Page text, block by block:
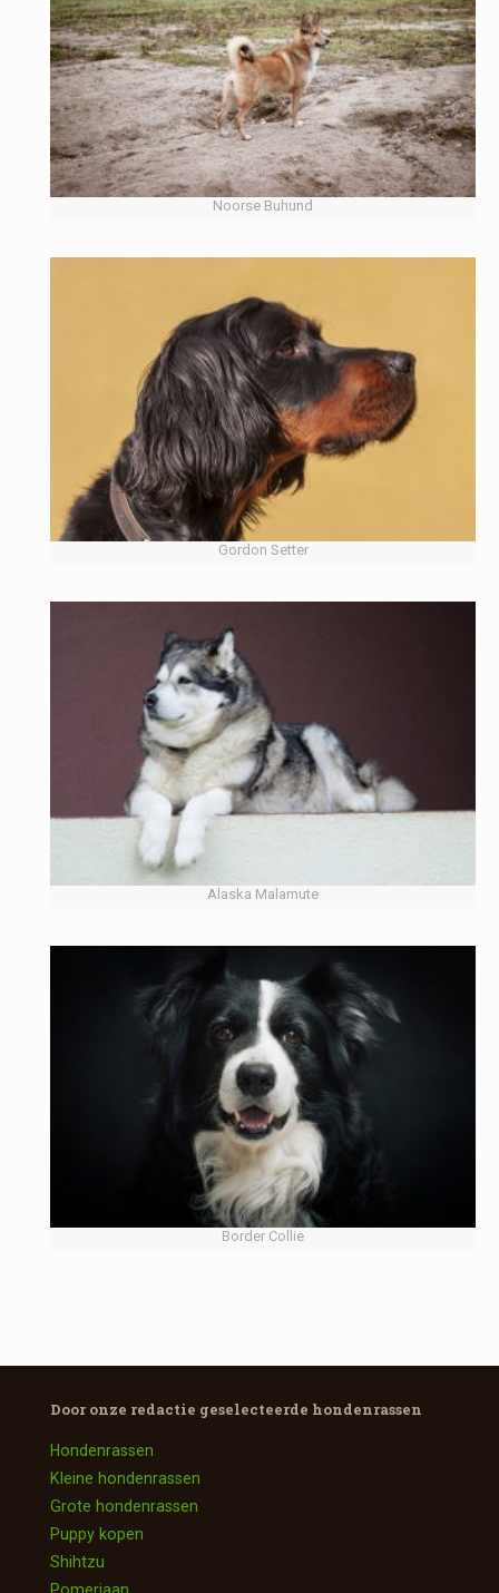
Noorse Buhund
Gordon Setter
Alaska Malamute
Border Collie
Door onze redactie geselecteerde hondenrassen
Hondenrassen
Kleine hondenrassen
Grote hondenrassen
Puppy kopen
Shihtzu